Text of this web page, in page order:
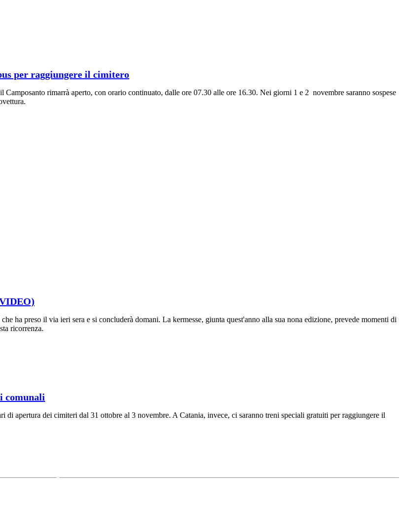
per raggiungere il cimitero
rimarrà aperto, con orario continuato, dalle ore 07.30 alle ore 16.30. Nei giorni 1 e 2 novembre saranno sospese
ha preso il via ieri sera e si concluderà domani. La kermesse, giunta quest'anno alla sua nona edizione, prevede momenti di
ricorrenza.
comunali
apertura dei cimiteri dal 31 ottobre al 3 novembre. A Catania, invece, ci saranno treni speciali gratuiti per raggiungere il